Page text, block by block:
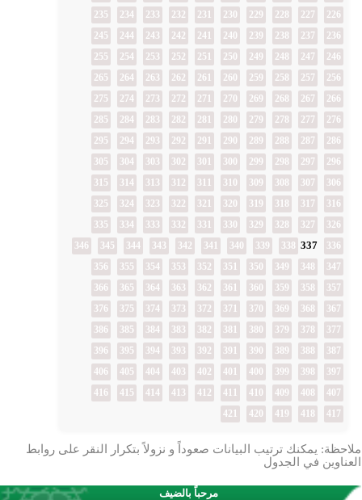
226
227
228
229
230
231
232
233
234
235
236
237
238
239
240
241
242
243
244
245
246
247
248
249
250
251
252
253
254
255
256
257
258
259
260
261
262
263
264
265
266
267
268
269
270
271
272
273
274
275
276
277
278
279
280
281
282
283
284
285
286
287
288
289
290
291
292
293
294
295
296
297
298
299
300
301
302
303
304
305
306
307
308
309
310
311
312
313
314
315
316
317
318
319
320
321
322
323
324
325
326
327
328
329
330
331
332
333
334
335
336
338
339
340
341
342
343
344
345
346
347
348
349
350
351
352
353
354
355
356
357
358
359
360
361
362
363
364
365
366
367
368
369
370
371
372
373
374
375
376
377
378
379
380
381
382
383
384
385
386
387
388
389
390
391
392
393
394
395
396
397
398
399
400
401
402
403
404
405
406
407
408
409
410
411
412
413
414
415
416
417
418
419
420
421
ملاحظة: يمكنك ترتيب البيانات صعوداً و نزولاً بتكرار النقر على روابط
العناوين في الجدول
مرحباً بالضيف